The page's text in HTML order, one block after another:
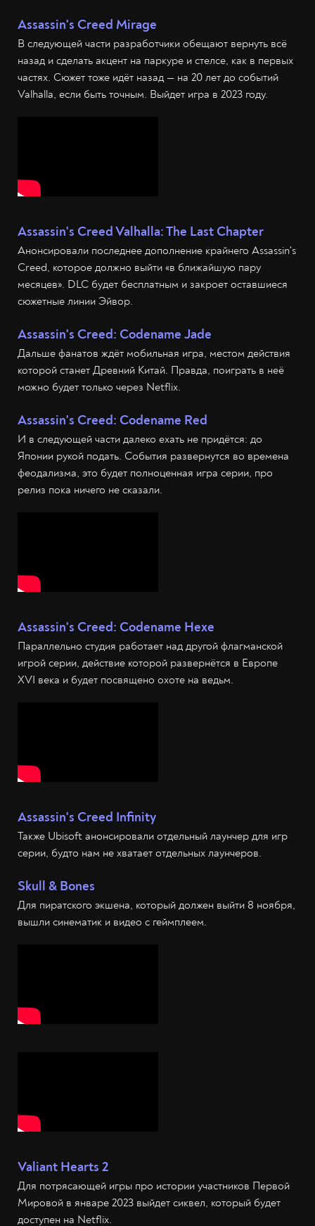
Assassin's Creed Mirage
В следующей части разработчики обещают вернуть всё
назад и сделать акцент на паркуре и стелсе, как в первых
частях. Сюжет тоже идёт назад — на 20 лет до событий
Valhalla, если быть точным. Выйдет игра в 2023 году.
Assassin's Creed Valhalla: The Last Chapter
Анонсировали последнее дополнение крайнего Assassin's
Creed, которое должно выйти «в ближайшую пару
месяцев». DLC будет бесплатным и закроет оставшиеся
сюжетные линии Эйвор.
Assassin's Creed: Codename Jade
Дальше фанатов ждёт мобильная игра, местом действия
которой станет Древний Китай. Правда, поиграть в неё
можно будет только через Netflix.
Assassin's Creed: Codename Red
И в следующей части далеко ехать не придётся: до
Японии рукой подать. События развернутся во времена
феодализма, это будет полноценная игра серии, про
релиз пока ничего не сказали.
Assassin's Creed: Codename Hexe
Параллельно студия работает над другой флагманской
игрой серии, действие которой развернётся в Европе
XVI века и будет посвящено охоте на ведьм.
Assassin's Creed Infinity
Также Ubisoft анонсировали отдельный лаунчер для игр
серии, будто нам не хватает отдельных лаунчеров.
Skull & Bones
Для пиратского экшена, который должен выйти 8 ноября,
вышли синематик и видео с геймплеем.
Valiant Hearts 2
Для потрясающей игры про истории участников Первой
Мировой в январе 2023 выйдет сиквел, который будет
доступен на Netflix.